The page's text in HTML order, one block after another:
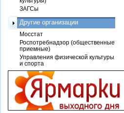
ЗАГСы
Другие организации
Мосстат
Роспотребнадзор (общественные
приемные)
Управления физической культуры
и спорта